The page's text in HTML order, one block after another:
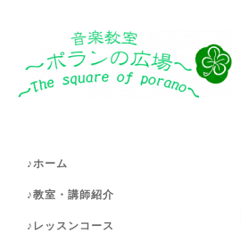
♪ホーム
♪教室・講師紹介
♪レッスンコース